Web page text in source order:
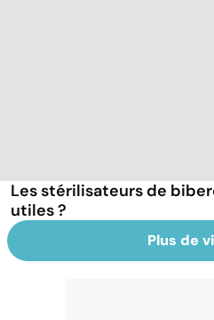
Les stérilisateurs de
utiles ?
Plus de